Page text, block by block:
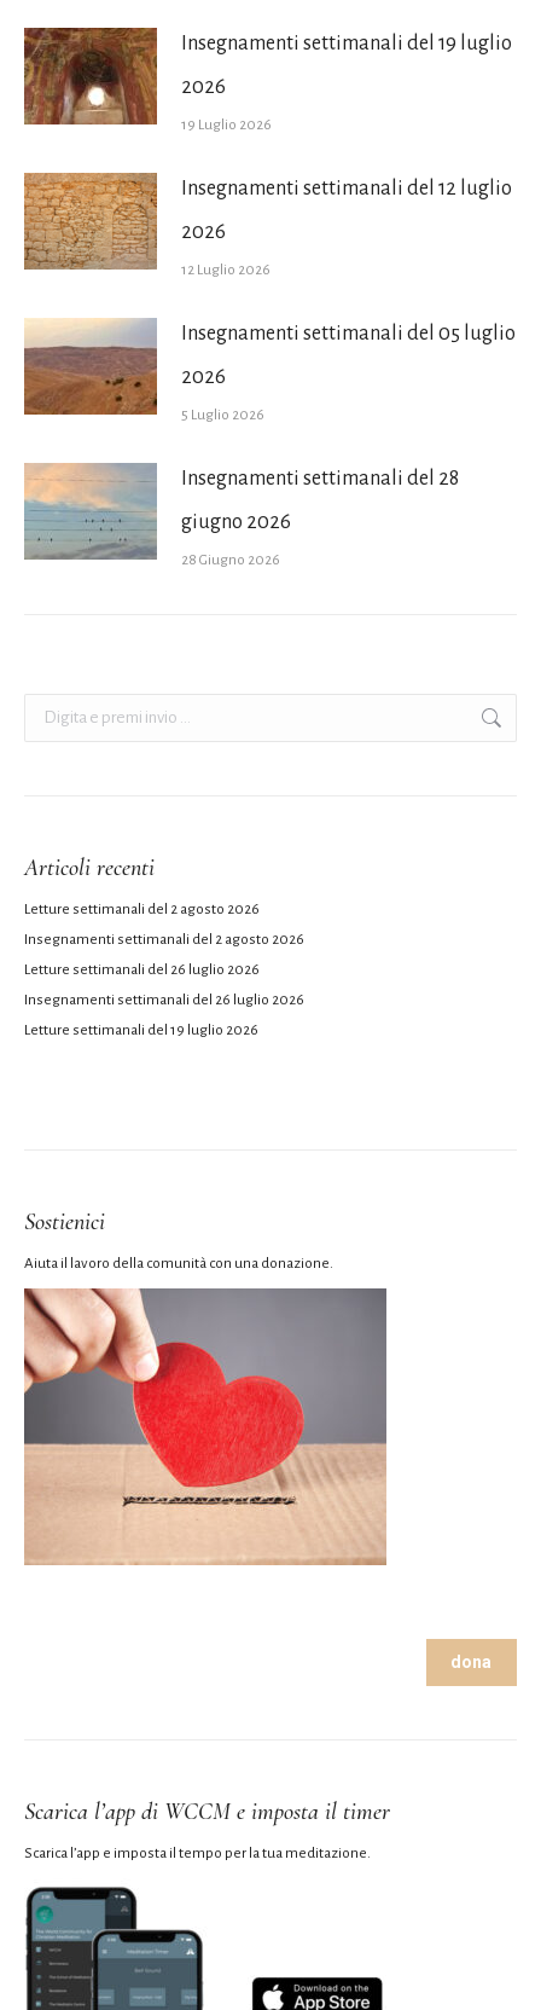
Insegnamenti settimanali del 19 luglio
2026
19 Luglio 2026
Insegnamenti settimanali del 12 luglio
2026
12 Luglio 2026
Insegnamenti settimanali del 05 luglio
2026
5 Luglio 2026
Insegnamenti settimanali del 28
giugno 2026
28 Giugno 2026
Articoli recenti
Letture settimanali del 2 agosto 2026
Insegnamenti settimanali del 2 agosto 2026
Letture settimanali del 26 luglio 2026
Insegnamenti settimanali del 26 luglio 2026
Letture settimanali del 19 luglio 2026
Sostienici
Aiuta il lavoro della comunità con una donazione.
dona
Scarica l’app di WCCM e imposta il timer
Scarica l’app e imposta il tempo per la tua meditazione.